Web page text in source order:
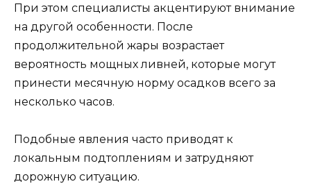
При этом специалисты акцентируют внимание
на другой особенности. После
продолжительной жары возрастает
вероятность мощных ливней, которые могут
принести месячную норму осадков всего за
несколько часов.
Подобные явления часто приводят к
локальным подтоплениям и затрудняют
дорожную ситуацию.